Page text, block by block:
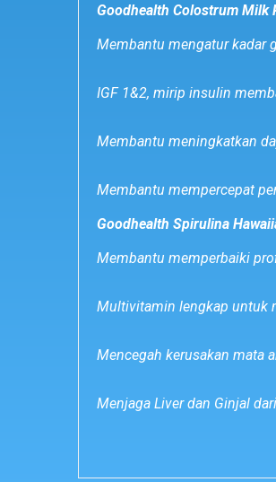
Goodhealth Colostrum Milk
Membantu mengatur kadar
IGF 1&2, mirip insulin
Membantu meningkatkan
Membantu mempercepat
Goodhealth Spirulina
Membantu memperbaiki
Multivitamin lengkap untuk
Mencegah kerusakan mata
Menjaga Liver dan Ginjal